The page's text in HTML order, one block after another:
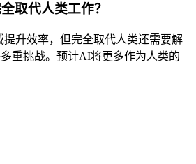
取代人类工作？
升效率，但完全取代人类还需要解
重挑战。预计AI将更多作为人类的